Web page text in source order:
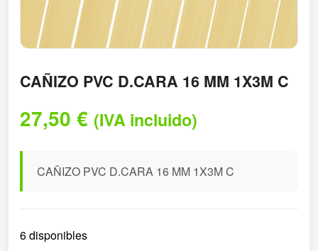
CAÑIZO PVC D.CARA 16 MM 1X3M C
27,50 € (IVA incluido)
CAÑIZO PVC D.CARA 16 MM 1X3M C
6 disponibles